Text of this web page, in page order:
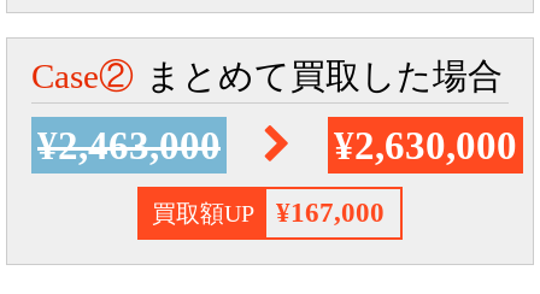
Case② まとめて買取した場合
¥2,463,000 ¥2,630,000
買取額UP ¥167,000